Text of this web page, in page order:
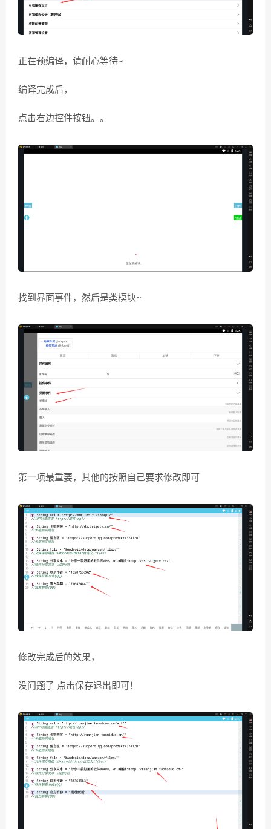
正在预编译，请耐心等待~
编译完成后，
点击右边控件按钮。。
找到界面事件，然后是类模块~
第一项最重要，其他的按照自己要求修改即可
修改完成后的效果，
没问题了 点击保存退出即可！